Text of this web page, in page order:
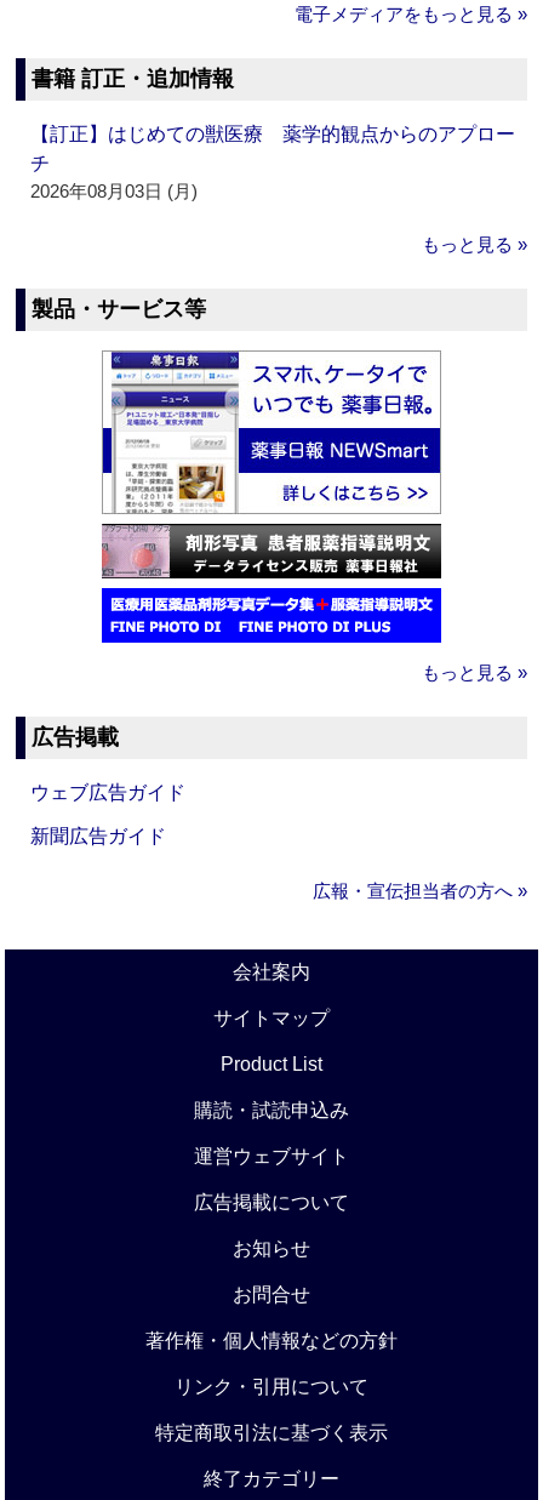
電子メディアをもっと見る »
書籍 訂正・追加情報
【訂正】はじめての獣医療 薬学的観点からのアプロー
チ
2026年08月03日 (月)
もっと見る »
製品・サービス等
もっと見る »
広告掲載
ウェブ広告ガイド
新聞広告ガイド
広報・宣伝担当者の方へ »
会社案内
サイトマップ
Product List
購読・試読申込み
運営ウェブサイト
広告掲載について
お知らせ
お問合せ
著作権・個人情報などの方針
リンク・引用について
特定商取引法に基づく表示
終了カテゴリー